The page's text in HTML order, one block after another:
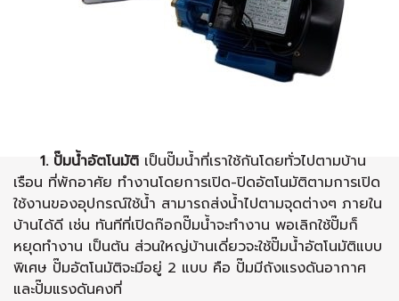
1. ปั๊มน้ำอัตโนมัติ เป็นปั๊มน้ำที่เราใช้กันโดยทั่วไปตามบ้าน
เรือน ที่พักอาศัย ทำงานโดยการเปิด-ปิดอัตโนมัติตามการเปิด
ใช้งานของอุปกรณ์ใช้น้ำ สามารถส่งน้ำไปตามจุดต่างๆ ภายใน
บ้านได้ดี เช่น ทันทีที่เปิดก๊อกปั๊มน้ำจะทำงาน พอเลิกใช้ปั๊มก็
หยุดทำงาน เป็นต้น ส่วนใหญ่บ้านเดี่ยวจะใช้ปั๊มน้ำอัตโนมัติแบบ
พิเศษ ปั๊มอัตโนมัติจะมีอยู่ 2 แบบ คือ ปั๊มมีถังแรงดันอากาศ
และปั๊มแรงดันคงที่